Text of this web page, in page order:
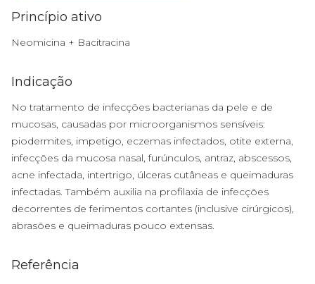
Princípio ativo
Neomicina + Bacitracina
Indicação
No tratamento de infecções bacterianas da pele e de
mucosas, causadas por microorganismos sensíveis:
piodermites, impetigo, eczemas infectados, otite externa,
infecções da mucosa nasal, furúnculos, antraz, abscessos,
acne infectada, intertrigo, úlceras cutâneas e queimaduras
infectadas. Também auxilia na profilaxia de infecções
decorrentes de ferimentos cortantes (inclusive cirúrgicos),
abrasões e queimaduras pouco extensas.
Referência